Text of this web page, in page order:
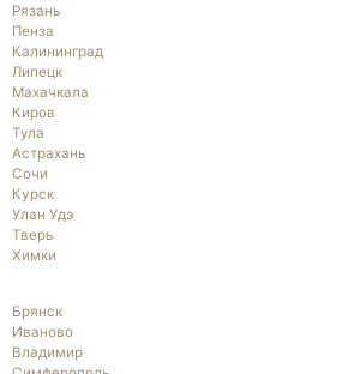
Рязань
Пенза
Калининград
Липецк
Махачкала
Киров
Тула
Астрахань
Сочи
Курск
Улан Удэ
Тверь
Химки
Брянск
Иваново
Владимир